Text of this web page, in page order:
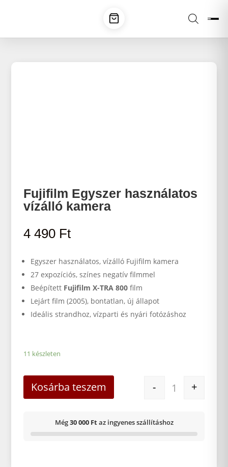
Fujifilm Egyszer használatos
vízálló kamera
4 490 Ft
Egyszer használatos, vízálló Fujifilm kamera
27 expozíciós, színes negatív filmmel
Beépített Fujifilm X-TRA 800 film
Lejárt film (2005), bontatlan, új állapot
Ideális strandhoz, vízparti és nyári fotózáshoz
11 készleten
- +
Kosárba teszem
Még30 000 Ftaz ingyenes szállításhoz